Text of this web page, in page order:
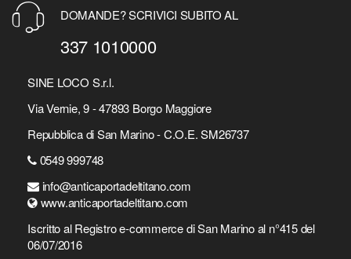
DOMANDE? SCRIVICI SUBITO AL
337 1010000
SINE LOCO S.r.l.
Via Vernie, 9 - 47893 Borgo Maggiore
Repubblica di San Marino - C.O.E. SM26737
0549 999748
info@anticaportadeltitano.com
www.anticaportadeltitano.com
Iscritto al Registro e-commerce di San Marino al n°415 del
06/07/2016